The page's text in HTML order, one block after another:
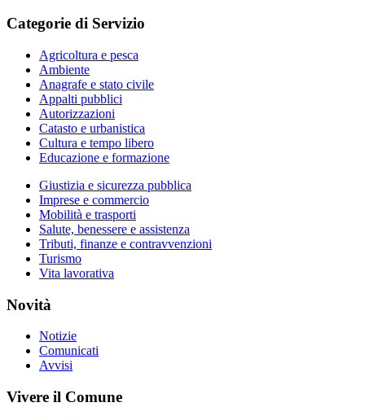
Categorie di Servizio
Agricoltura e pesca
Ambiente
Anagrafe e stato civile
Appalti pubblici
Autorizzazioni
Catasto e urbanistica
Cultura e tempo libero
Educazione e formazione
Giustizia e sicurezza pubblica
Imprese e commercio
Mobilità e trasporti
Salute, benessere e assistenza
Tributi, finanze e contravvenzioni
Turismo
Vita lavorativa
Novità
Notizie
Comunicati
Avvisi
Vivere il Comune